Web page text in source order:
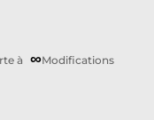
à
∞Modifications